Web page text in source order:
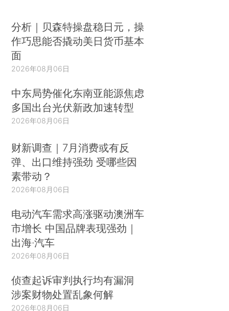
分析｜贝森特操盘稳日元，操
作巧思能否撬动美日货币基本
面
2026年08月06日
中东局势催化东南亚能源焦虑
多国出台光伏新政加速转型
2026年08月06日
财新调查｜7月消费或有反
弹、出口维持强劲 受哪些因
素带动？
2026年08月06日
电动汽车需求高涨驱动澳洲车
市增长 中国品牌表现强劲｜
出海·汽车
2026年08月06日
侦查起诉审判执行均有漏洞
涉案财物处置乱象何解
2026年08月06日